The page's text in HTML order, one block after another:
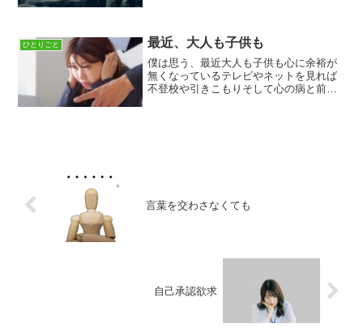
ど、今自身の中で問題にな...
ひとりごと 最近、大人も子供も
僕は思う、最近大人も子供も心に余裕が
無くなっているテレビやネットを見れば
不登校や引きこもりそして心の病と前よ
言葉を交わさなくても
自己承認欲求